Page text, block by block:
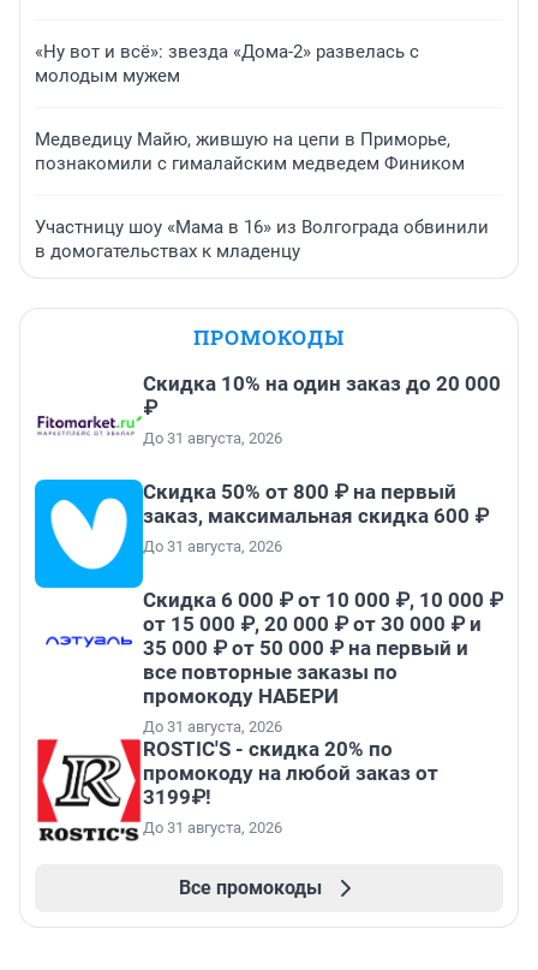
«Ну вот и всё»: звезда «Дома-2» развелась с
молодым мужем
Медведицу Майю, жившую на цепи в Приморье,
познакомили с гималайским медведем Фиником
Участницу шоу «Мама в 16» из Волгограда обвинили
в домогательствах к младенцу
ПРОМОКОДЫ
Скидка 10% на один заказ до 20 000
₽
До 31 августа, 2026
Скидка 50% от 800 ₽ на первый
заказ, максимальная скидка 600 ₽
До 31 августа, 2026
Скидка 6 000 ₽ от 10 000 ₽, 10 000 ₽
от 15 000 ₽, 20 000 ₽ от 30 000 ₽ и
35 000 ₽ от 50 000 ₽ на первый и
все повторные заказы по
промокоду НАБЕРИ
До 31 августа, 2026
ROSTIC'S - скидка 20% по
промокоду на любой заказ от
3199₽!
До 31 августа, 2026
Все промокоды